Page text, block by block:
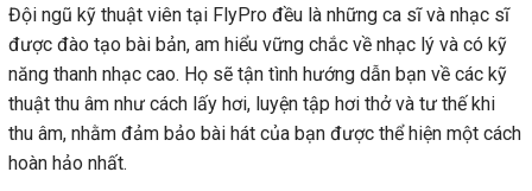
Đội ngũ kỹ thuật viên tại FlyPro đều là những ca sĩ và nhạc sĩ
được đào tạo bài bản, am hiểu vững chắc về nhạc lý và có kỹ
năng thanh nhạc cao. Họ sẽ tận tình hướng dẫn bạn về các kỹ
thuật thu âm như cách lấy hơi, luyện tập hơi thở và tư thế khi
thu âm, nhằm đảm bảo bài hát của bạn được thể hiện một cách
hoàn hảo nhất.